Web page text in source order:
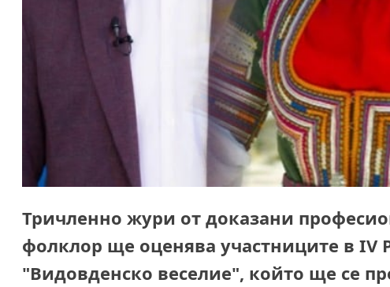
Тричленно жури от доказани
фолклор ще оценява участниците в IV
"Видовденско веселие", който ще се